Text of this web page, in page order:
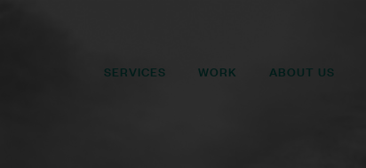
SERVICES WORK ABOUT US